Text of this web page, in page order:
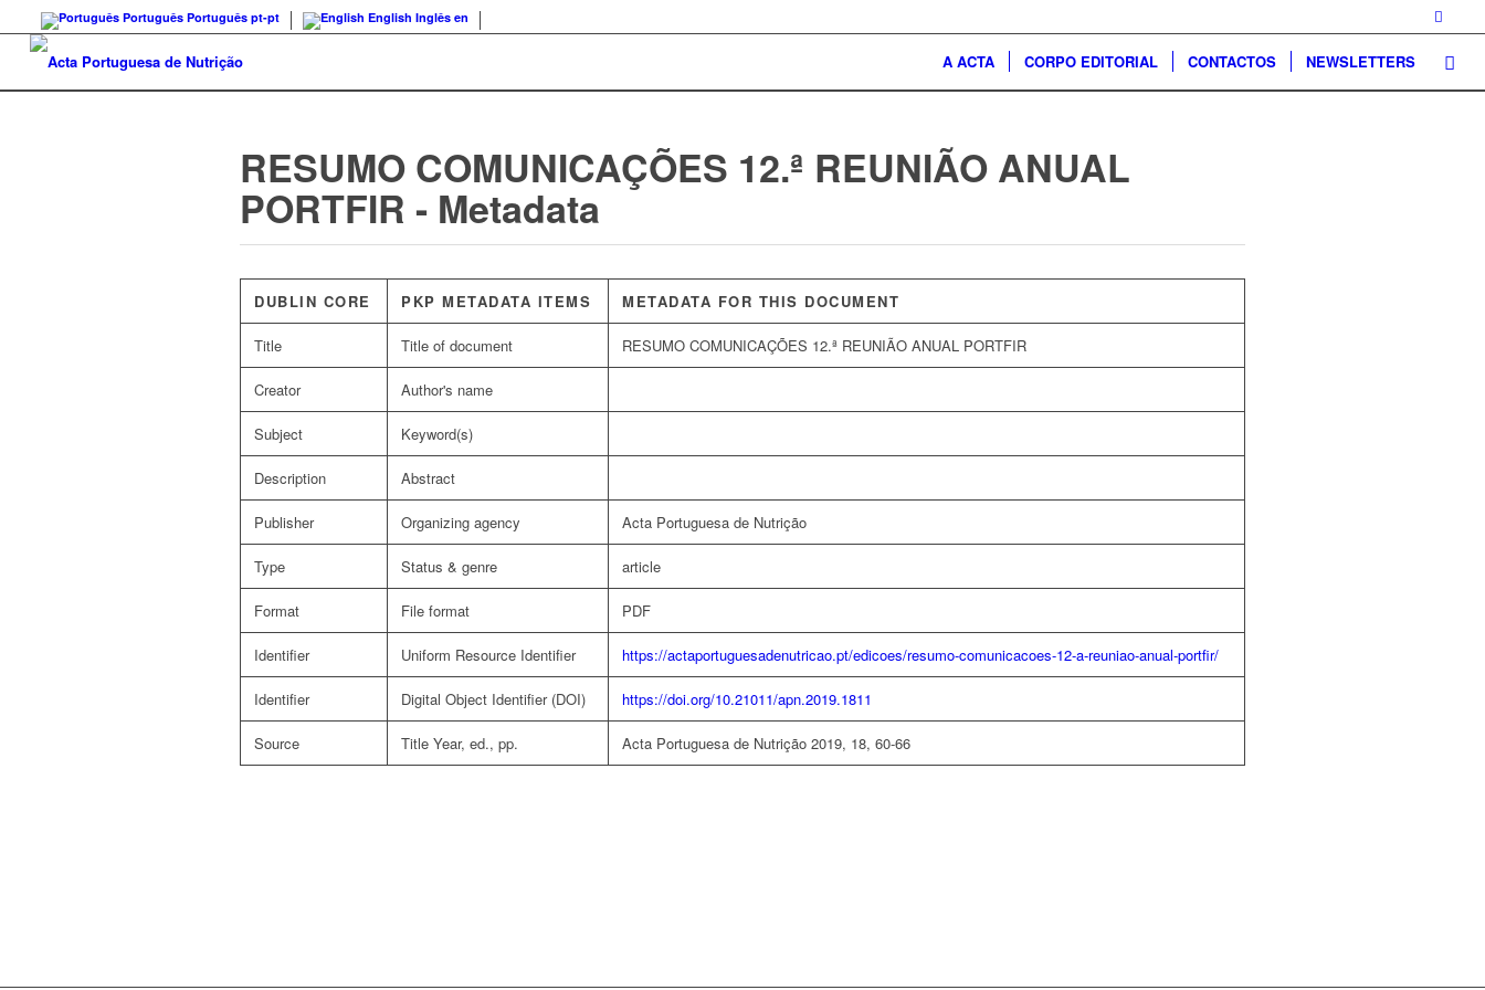
Português Português pt-pt English Inglês en
A ACTA CORPO EDITORIAL CONTACTOS NEWSLETTERS
RESUMO COMUNICAÇÕES 12.ª REUNIÃO ANUAL
PORTFIR - Metadata
DUBLIN CORE PKP METADATA ITEMS METADATA FOR THIS DOCUMENT
Title Title of document RESUMO COMUNICAÇÕES 12.ª REUNIÃO ANUAL PORTFIR
Creator Author's name
Subject Keyword(s)
Description Abstract
Publisher Organizing agency Acta Portuguesa de Nutrição
Type Status & genre article
Format File format PDF
Identifier Uniform Resource Identifier https://actaportuguesadenutricao.pt/edicoes/resumo-comunicacoes-12-a-reuniao-anual-portfir/
Identifier Digital Object Identifier (DOI) https://doi.org/10.21011/apn.2019.1811
Source Title Year, ed., pp. Acta Portuguesa de Nutrição 2019, 18, 60-66